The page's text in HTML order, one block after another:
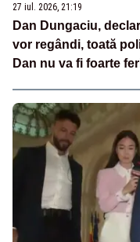
27 iul. 2026, 21:19
Dan Dungaciu,
vor regândi, toată
Dan nu va fi foarte